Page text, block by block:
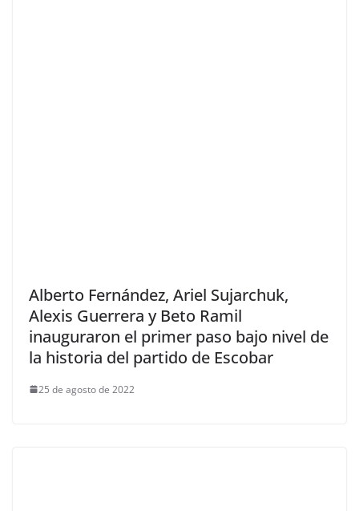
Alberto Fernández, Ariel Sujarchuk,
Alexis Guerrera y Beto Ramil
inauguraron el primer paso bajo nivel de
la historia del partido de Escobar
25 de agosto de 2022